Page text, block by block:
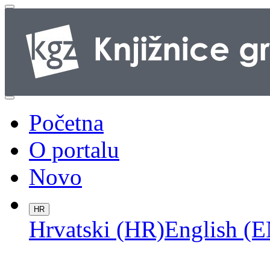
Početna
O portalu
Novo
HR
Hrvatski (HR)English